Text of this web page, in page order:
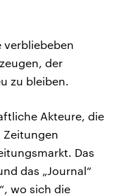
verbliebeben
der
zu bleiben.
Akteure, die
Zeitungen
Das
das „Journal“
wo sich die